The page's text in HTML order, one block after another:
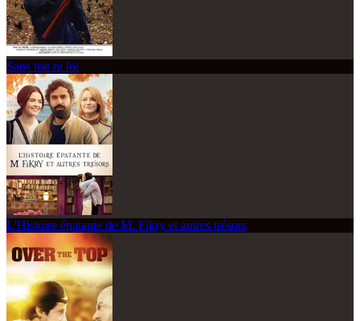
Sans toit ni loi
L'Histoire épatante de M. Fikry et autres trésors